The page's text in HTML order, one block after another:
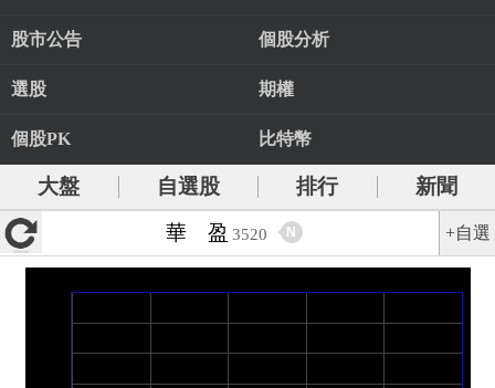
股市公告 個股分析
選股 期權
個股PK 比特幣
大盤 自選股 排行
新聞
華 盈 3520 N +自選